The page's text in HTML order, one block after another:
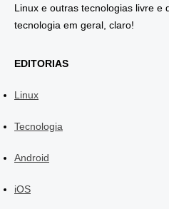
Linux e outras tecnologias livre e
tecnologia em geral, claro!
EDITORIAS
Linux
Tecnologia
Android
iOS